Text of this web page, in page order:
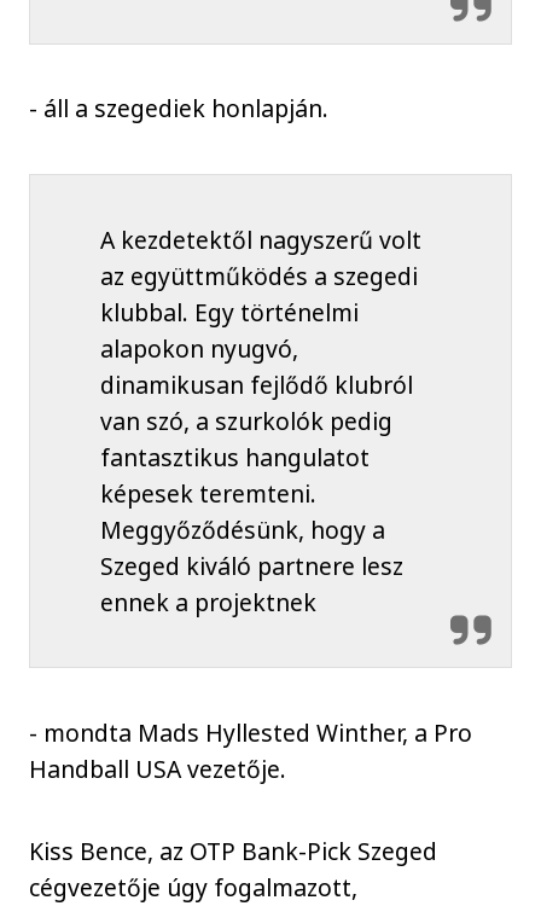
- áll a szegediek honlapján.
A kezdetektől nagyszerű volt
az együttműködés a szegedi
klubbal. Egy történelmi
alapokon nyugvó,
dinamikusan fejlődő klubról
van szó, a szurkolók pedig
fantasztikus hangulatot
képesek teremteni.
Meggyőződésünk, hogy a
Szeged kiváló partnere lesz
ennek a projektnek
- mondta Mads Hyllested Winther, a Pro
Handball USA vezetője.
Kiss Bence, az OTP Bank-Pick Szeged
cégvezetője úgy fogalmazott,